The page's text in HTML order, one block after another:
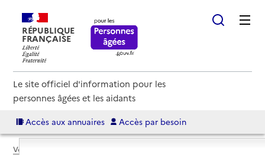
RÉPUBLIQUE
FRANÇAISE
Le site officiel d'information pour les
personnes âgées et les aidants
Accès aux annuaires Accès par besoin
Voir le fil d’Ariane